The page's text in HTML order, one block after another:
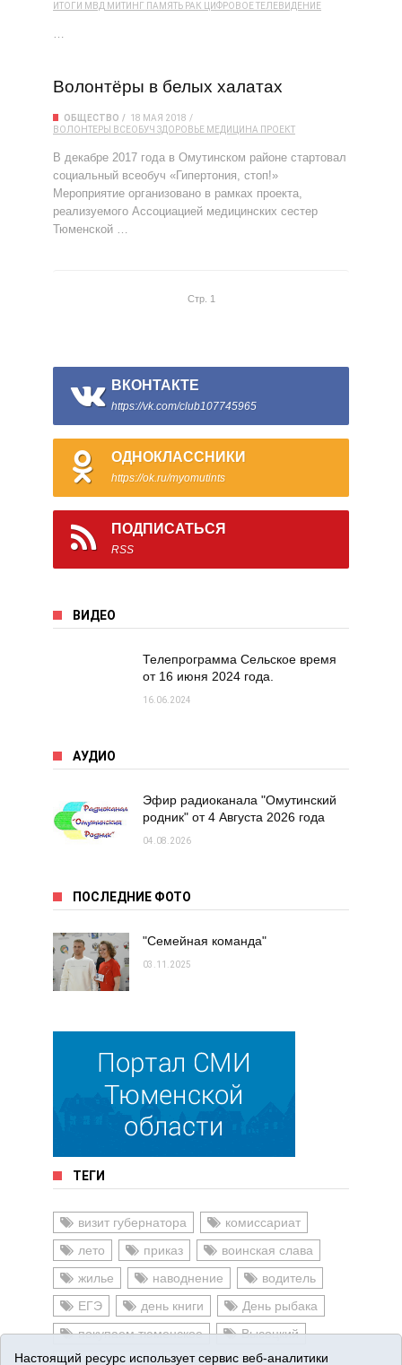
ИТОГИ МВД МИТИНГ ПАМЯТЬ РАК ЦИФРОВОЕ ТЕЛЕВИДЕНИЕ
…
Волонтёры в белых халатах
ОБЩЕСТВО
18 МАЯ 2018
ВОЛОНТЕРЫ
ВСЕОБУЧ ЗДОРОВЬЕ МЕДИЦИНА ПРОЕКТ
В декабре 2017 года в Омутинском районе стартовал
социальный всеобуч «Гипертония, стоп!»
Мероприятие организовано в рамках проекта,
реализуемого Ассоциацией медицинских сестер
Тюменской …
Стр. 1
ВКОНТАКТЕ
https://vk.com/club107745965
ОДНОКЛАССНИКИ
https://ok.ru/myomutints
ПОДПИСАТЬСЯ
RSS
ВИДЕО
Телепрограмма Сельское время
от 16 июня 2024 года.
16.06.2024
АУДИО
Эфир радиоканала "Омутинский
родник" от 4 Августа 2026 года
04.08.2026
ПОСЛЕДНИЕ ФОТО
"Семейная команда"
03.11.2025
ТЕГИ
визит губернатора
комиссариат
лето
приказ
воинская слава
жилье
наводнение
водитель
ЕГЭ
день книги
День рыбака
покупаем тюменское
Высоцкий
молоковозы
честь
Настоящий ресурс использует сервис веб-аналитики